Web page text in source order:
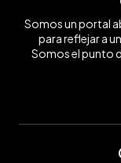
Somos un portal
para reflejar a
Somos el punto